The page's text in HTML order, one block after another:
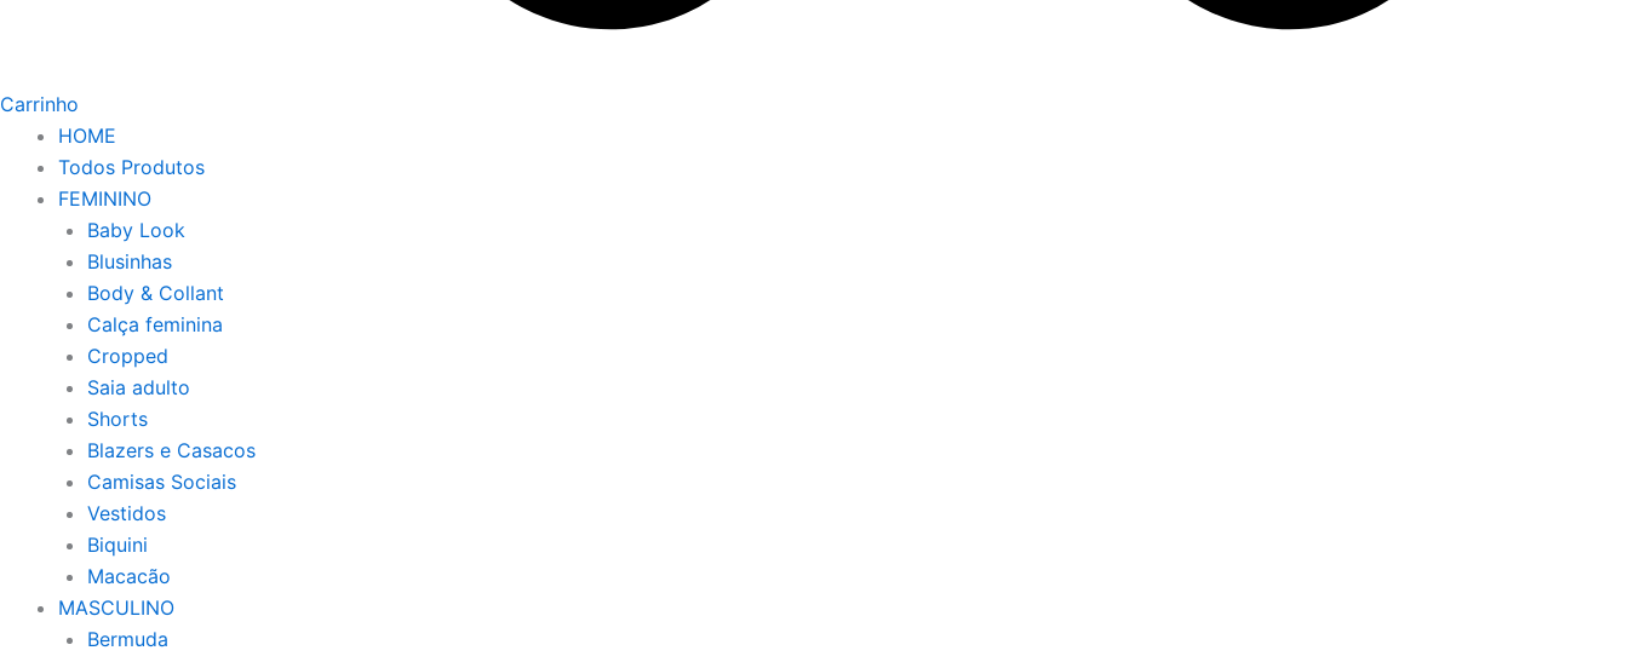
Carrinho
HOME
Todos Produtos
FEMININO
Baby Look
Blusinhas
Body & Collant
Calça feminina
Cropped
Saia adulto
Shorts
Blazers e Casacos
Camisas Sociais
Vestidos
Biquini
Macacão
MASCULINO
Bermuda